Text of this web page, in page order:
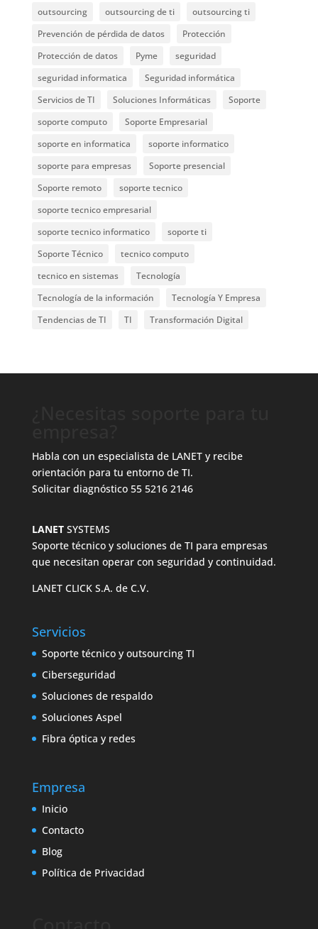
outsourcing
outsourcing de ti
outsourcing ti
Prevención de pérdida de datos
Protección
Protección de datos
Pyme
seguridad
seguridad informatica
Seguridad informática
Servicios de TI
Soluciones Informáticas
Soporte
soporte computo
Soporte Empresarial
soporte en informatica
soporte informatico
soporte para empresas
Soporte presencial
Soporte remoto
soporte tecnico
soporte tecnico empresarial
soporte tecnico informatico
soporte ti
Soporte Técnico
tecnico computo
tecnico en sistemas
Tecnología
Tecnología de la información
Tecnología Y Empresa
Tendencias de TI
TI Transformación Digital
Habla con un especialista de LANET y recibe
orientación para tu entorno de TI.
Solicitar diagnóstico 55 5216 2146
LANET SYSTEMS
Soporte técnico y soluciones de TI para empresas
que necesitan operar con seguridad y continuidad.
LANET CLICK S.A. de C.V.
Servicios
Soporte técnico y outsourcing TI
Ciberseguridad
Soluciones de respaldo
Soluciones Aspel
Fibra óptica y redes
Empresa
Inicio
Contacto
Blog
Política de Privacidad